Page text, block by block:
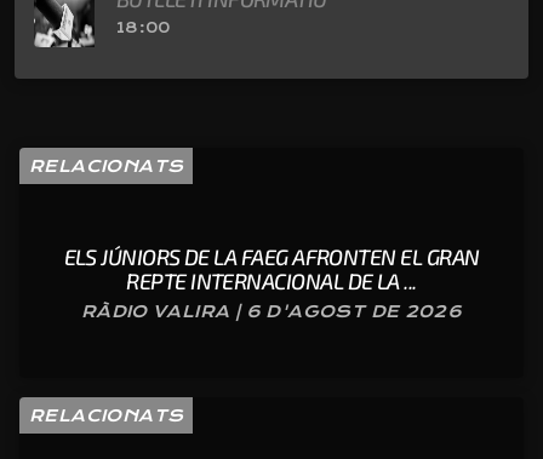
18:00
RELACIONATS
ELS JÚNIORS DE LA FAEG AFRONTEN EL GRAN
REPTE INTERNACIONAL DE LA ...
RÀDIO VALIRA | 6 D'AGOST DE 2026
RELACIONATS